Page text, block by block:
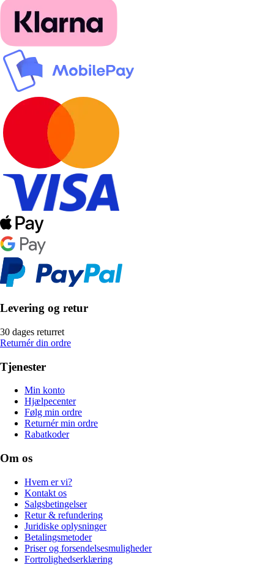
Levering og retur
30 dages returret
Returnér din ordre
Tjenester
Min konto
Hjælpecenter
Følg min ordre
Returnér min ordre
Rabatkoder
Om os
Hvem er vi?
Kontakt os
Salgsbetingelser
Retur & refundering
Juridiske oplysninger
Betalingsmetoder
Priser og forsendelsesmuligheder
Fortrolighedserklæring